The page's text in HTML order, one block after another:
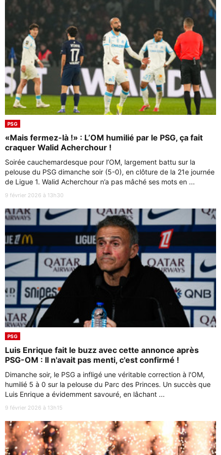
PSG
«Mais fermez-là !» : L’OM humilié par le PSG, ça fait
craquer Walid Acherchour !
Soirée cauchemardesque pour l’OM, largement battu sur la
pelouse du PSG dimanche soir (5-0), en clôture de la 21e journée
de Ligue 1. Walid Acherchour n’a pas mâché ses mots en ...
9 février 2026 à 13h30
PSG
Luis Enrique fait le buzz avec cette annonce après
PSG-OM : Il n'avait pas menti, c'est confirmé !
Dimanche soir, le PSG a infligé une véritable correction à l'OM,
humilié 5 à 0 sur la pelouse du Parc des Princes. Un succès que
Luis Enrique a évidemment savouré, en lâchant ...
9 février 2026 à 13h15